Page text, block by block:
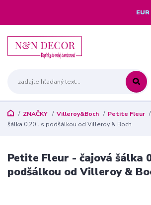
EUR
ZNAČKY Villeroy&Boch Petite Fleur
šálka 0,20 l s podšálkou od Villeroy & Boch
Petite Fleur - čajová šálka
podšálkou od Villeroy &